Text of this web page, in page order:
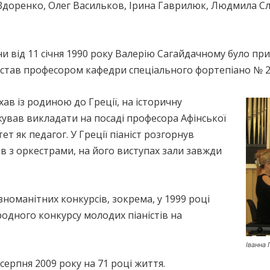
Олег Васильков, Ірина Гаврилюк, Людмила
від 11 січня 1990 року Валерію Сагайдачному було
став професором кафедри спеціального фортепіано
із родиною до Греції, на історичну
викладати на посаді професора Афінської
як педагог. У Греції піаніст розгорнув
з оркестрами, на його виступах зали завжди
конкурсів, зокрема, у 1999 році
конкурсу молодих піаністів на
2009 року на 71 році життя.